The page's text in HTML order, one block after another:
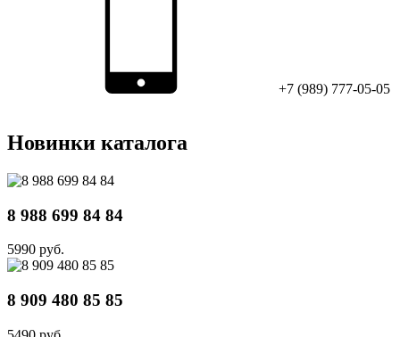
+7 (989) 777-05-05
Новинки каталога
8 988 699 84 84
5990 руб.
8 909 480 85 85